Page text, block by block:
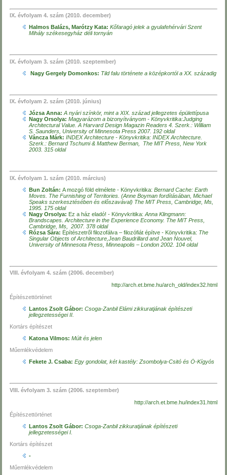
IX. évfolyam 4. szám (2010. december)
Halmos Balázs, Marótzy Kata:Kőfaragó jelek a gyulafehérvári Szent
Mihály székesegyház déli tornyán
IX. évfolyam 3. szám (2010. szeptember)
Nagy Gergely Domonkos: Tild falu története a középkortól a XX. századig
IX. évfolyam 2. szám (2010. június)
Józsa Anna:A nyári színkör, mint a XIX. század jellegzetes épülettípusa
Nagy Orsolya:Magyarázom a bizonyítványom - Könyvkritika:Judging
Architectural Value. A Harvard Design Magazin Readers 4. Szerk.: William
S. Saunders, University of Minnesota Press 2007. 192 oldal
Váncza Márk:INDEX Architecture - Könyvkritika: INDEX Architecture.
Szerk.: Bernard Tschumi & Matthew Berman, The MIT Press, New York
2003. 315 oldal
IX. évfolyam 1. szám (2010. március)
Bun Zoltán:A mozgó föld elmélete - Könyvkritika: Bernard Cache: Earth
Moves. The Furnishing of Territories.(Anne Boyman fordításában, Michael
Speaks szerkesztésében és előszavával) The MIT Press, Cambridge, Ms,
1995. 175 oldal
Nagy Orsolya: Ez a ház eladó! - Könyvkritika:Anna Klingmann:
Brandscapes.Architecture in the Experience Economy. The MIT Press,
Cambridge, Ms,
2007. 378 oldal
Rózsa Sára: Építészetről filozofálva – filozófiát építve - Könyvkritika: The
Singular Objects of Architecture,Jean Baudrillard and Jean Nouvel,
University of Minnesota Press, Minneapolis – London 2002. 104 oldal
VIII. évfolyam 4. szám (2006. december)
http://arch.et.bme.hu/arch_old/index32.html
Építészettörténet
Lantos Zsolt Gábor:Csoga-Zanbil Elámi zikkuratjának építészeti
jellegzetességei II.
Kortárs építészet
Katona Vilmos:Múlt és jelen
Műemlékvédelem
Fekete J. Csaba:Egy gondolat, két kastély: Zsombolya-Csitó és Ó-Kígyós
VIII. évfolyam 3. szám (2006. szeptember)
http://arch.et.bme.hu/index31.html
Építészettörténet
Lantos Zsolt Gábor:Csoga-Zanbil zikkuratjának építészeti
jellegzetességei I.
Kortárs építészet
-
Műemlékvédelem